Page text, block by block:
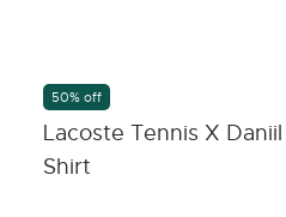
50% off
Lacoste Tennis X
Shirt